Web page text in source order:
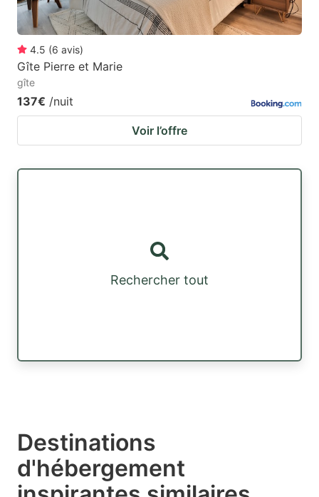
4.5 (6 avis)
Gîte Pierre et Marie
gîte
137€ /nuit
Voir l’offre
Rechercher tout
Destinations
d'hébergement